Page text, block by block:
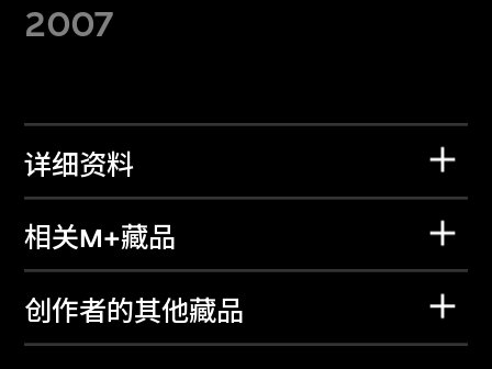
2007
详细资料
相关M+藏品
创作者的其他藏品